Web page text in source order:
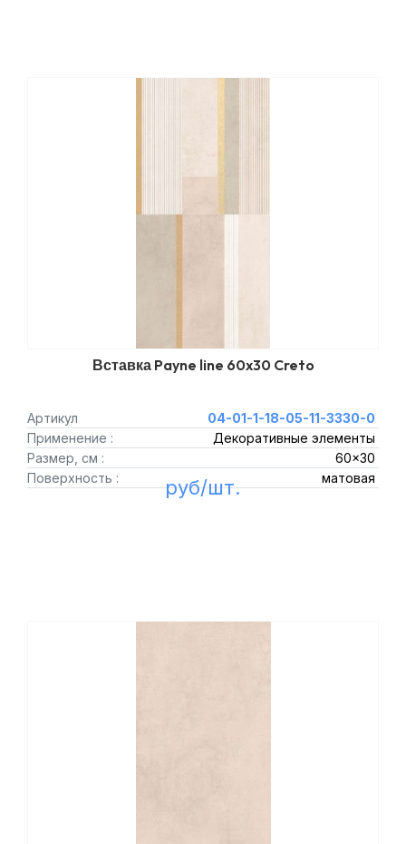
Вставка Payne line 60x30 Creto
Артикул
04-01-1-18-05-11-3330-0
Применение :
Декоративные элементы
Размер, см :
60x30
Поверхность :
матовая
руб/шт.